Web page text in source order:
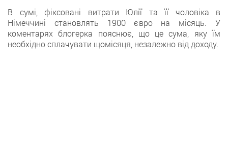
В сумі, фіксовані витрати Юлії та її чоловіка в
Німеччині становлять 1900 євро на місяць. У
коментарях блогерка пояснює, що це сума, яку їм
необхідно сплачувати щомісяця, незалежно від доходу.